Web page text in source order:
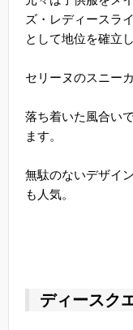
ズ・レディースラ
として地位を確立
セリーヌのスニー
落ち着いた風合い
ます。
無駄のないデザイ
も人気。
ディースク